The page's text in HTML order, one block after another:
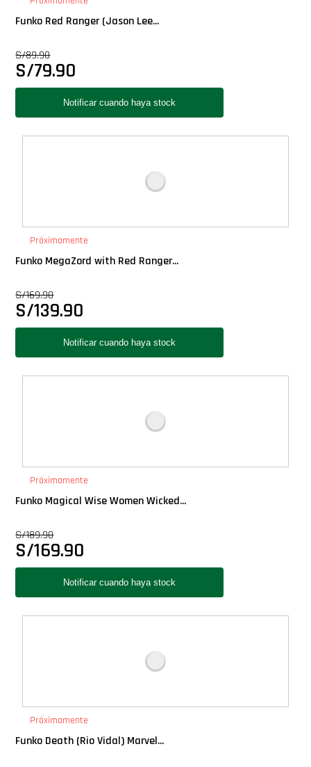
Funko Red Ranger (Jason Lee...
S/89.90
S/79.90
Próximamente
Funko MegaZord with Red Ranger...
S/169.90
S/139.90
Próximamente
Funko Magical Wise Women Wicked...
S/189.90
S/169.90
Próximamente
Funko Death (Rio Vidal) Marvel...